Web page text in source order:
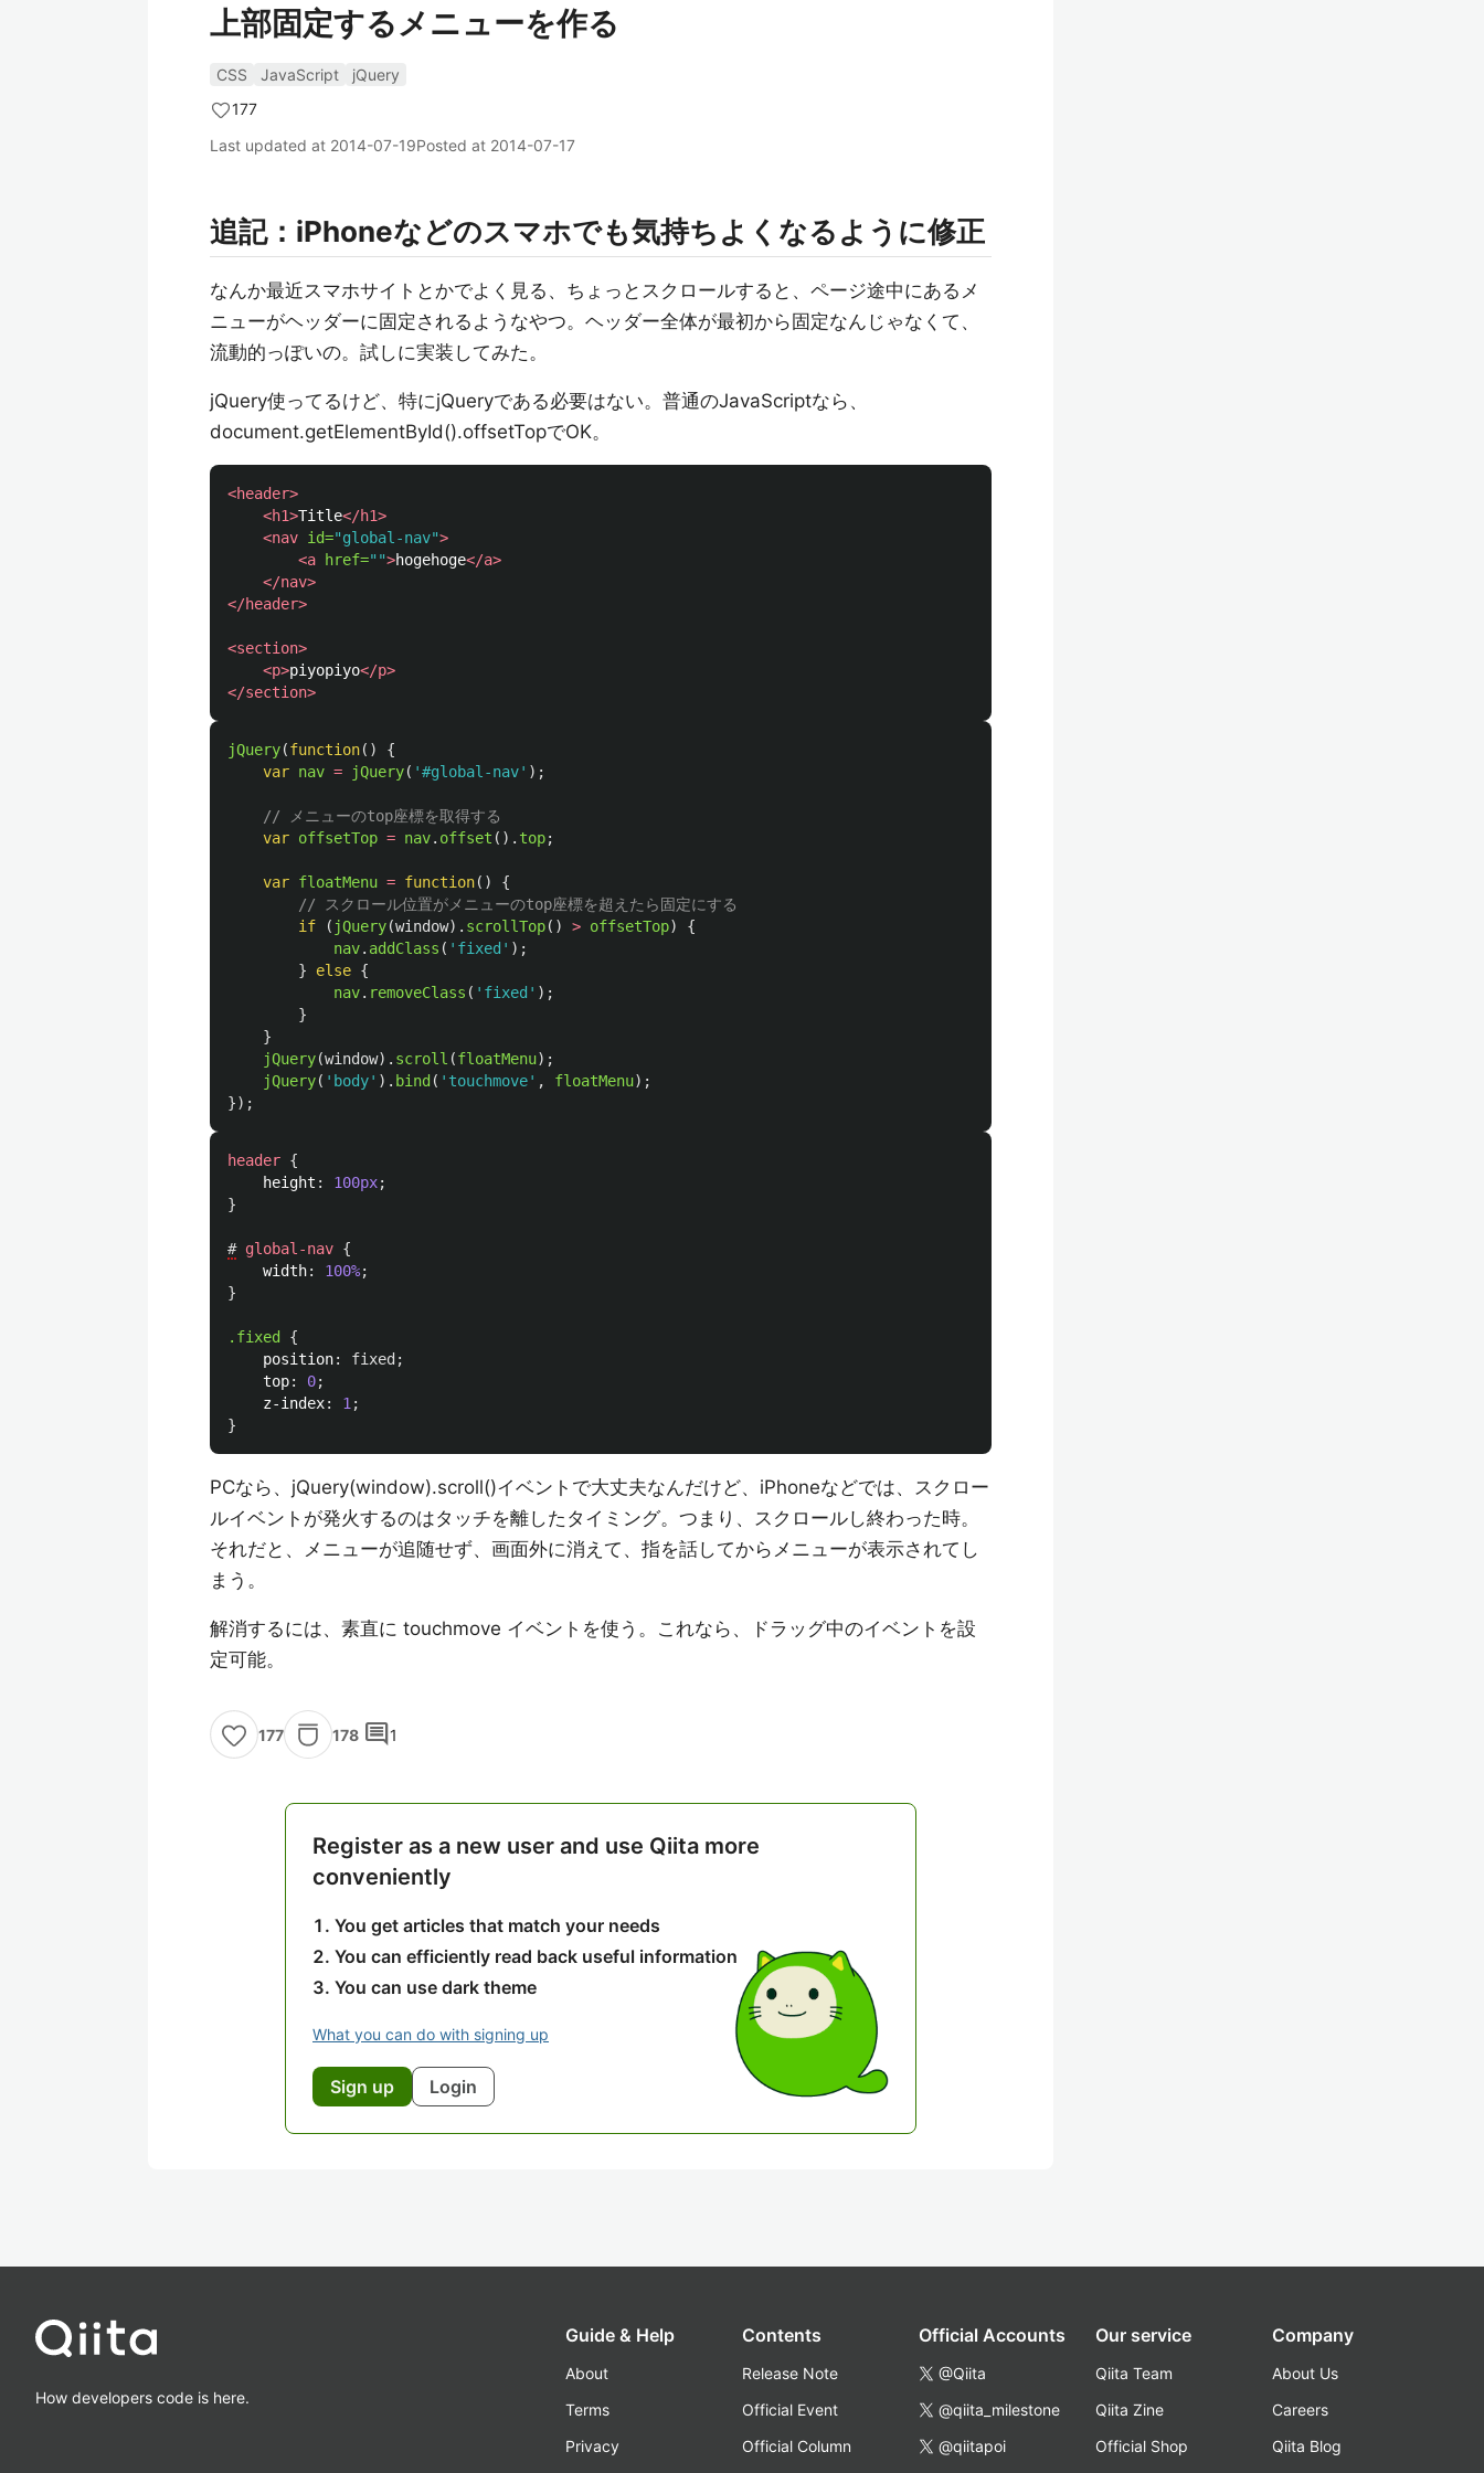
上部固定するメニューを作る
CSS JavaScript
jQuery
177
Last updated at 2014-07-19Posted at 2014-07-17
追記：iPhoneなどのスマホでも気持ちよくなるように修正
なんか最近スマホサイトとかでよく見る、ちょっとスクロールすると、ページ途中にあるメ
ニューがヘッダーに固定されるようなやつ。ヘッダー全体が最初から固定なんじゃなくて、
流動的っぽいの。試しに実装してみた。
jQuery使ってるけど、特にjQueryである必要はない。普通のJavaScriptなら、
document.getElementById().offsetTopでOK。
<header>
<h1>Title</h1>
<nav id="global-nav">
<a
href="">hogehoge</a>
</nav>
</header>
<section>
<p>piyopiyo</p>
</section>
jQuery(function()
{
var nav = jQuery( '#global-nav' );
// メニューのtop座標を取得する
var offsetTop = nav. offset (). top;
var floatMenu = function()
{
// スクロール位置がメニューのtop座標を超えたら固定にする
if
( jQuery(window). scrollTop() > offsetTop)
{
nav. addClass ( ' fixed ' );
}
else {
nav. removeClass ( ' fixed ' );
}
}
jQuery(window). scroll (floatMenu);
jQuery( ' body' ). bind ( ' touchmove' , floatMenu);
});
header {
height : 100px;
}
# global-nav {
width: 100%;
}
.fixed
{
position: fixed ;
top: 0;
z-index: 1 ;
}
PCなら、jQuery(window).scroll()イベントで大丈夫なんだけど、iPhoneなどでは、スクロー
ルイベントが発火するのはタッチを離したタイミング。つまり、スクロールし終わった時。
それだと、メニューが追随せず、画面外に消えて、指を話してからメニューが表示されてし
まう。
解消するには、素直に touchmove イベントを使う。これなら、ドラッグ中のイベントを設
定可能。
177 178 comment1
Register as a new user and use Qiita more
conveniently
You get articles that match your needs
You can efficiently read back useful information
You can use dark theme
What you can do with signing up
Sign up Login
How developers code is here.
Guide & Help
About
Terms
Privacy
Contents
Release Note
Official Event
Official Column
Official Accounts
@Qiita
@qiita_milestone
@qiitapoi
Our service
Qiita Team
Qiita Zine
Official Shop
Company
About Us
Careers
Qiita Blog